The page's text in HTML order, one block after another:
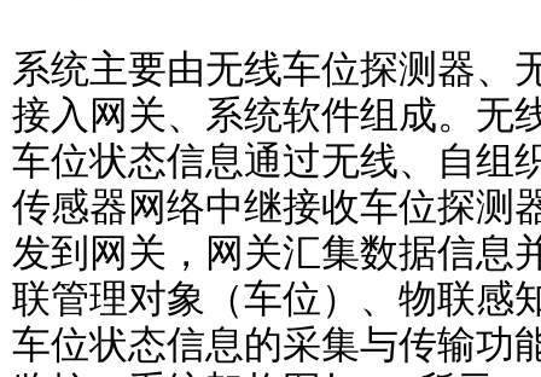
系统主要由无线车位探测器、
接入网关、系统软件组成。无
车位状态信息通过无线、自组
传感器网络中继接收车位探测
发到网关，网关汇集数据信息
联管理对象（车位）、物联感
车位状态信息的采集与传输功